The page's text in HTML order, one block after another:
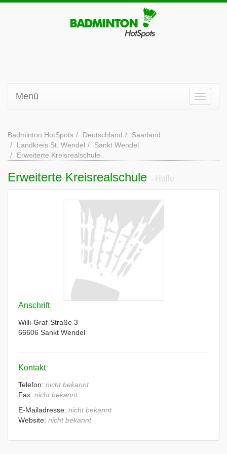
Menü
Badminton HotSpots Deutschland
Saarland
Landkreis St. Wendel
Sankt Wendel
Erweiterte Kreisrealschule
Erweiterte Kreisrealschule - Halle
Anschrift
Willi-Graf-Straße 3
66606 Sankt Wendel
Kontakt
Telefon: nicht bekannt
Fax: nicht bekannt
E-Mailadresse: nicht bekannt
Website: nicht bekannt